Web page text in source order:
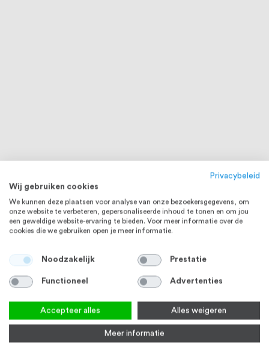
Privacybeleid
Wij gebruiken cookies
We kunnen deze plaatsen voor analyse van onze bezoekersgegevens, om
onze website te verbeteren, gepersonaliseerde inhoud te tonen en om jou
een geweldige website-ervaring te bieden. Voor meer informatie over de
cookies die we gebruiken open je meer informatie.
Noodzakelijk Prestatie
Functioneel Advertenties
Accepteer alles Alles weigeren
Meer informatie